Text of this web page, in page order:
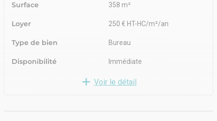
Surface 358 m²
Loyer 250 € HT-HC/m²/an
Type de bien Bureau
Disponibilité Immédiate
Voir le détail